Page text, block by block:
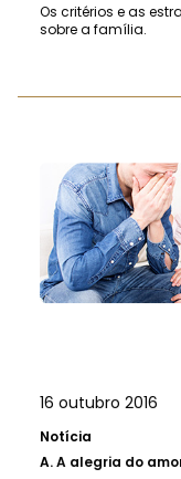
Os critérios e as
sobre a família.
16 outubro 2016
Notícia
A.A alegria do